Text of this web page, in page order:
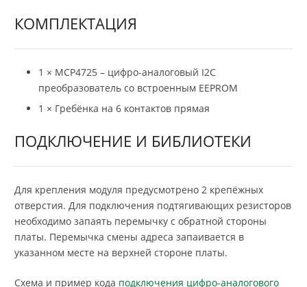
КОМПЛЕКТАЦИЯ
1 × MCP4725 – цифро-аналоговый I2C
преобразователь со встроенным EEPROM
1 × Гребёнка на 6 контактов прямая
ПОДКЛЮЧЕНИЕ И БИБЛИОТЕКИ
Для крепления модуля предусмотрено 2 крепёжных
отверстия. Для подключения подтягивающих резисторов
необходимо запаять перемычку с обратной стороны
платы. Перемычка смены адреса запаивается в
указанном месте на верхней стороне платы.
Схема и пример кода подключения цифро-аналогового